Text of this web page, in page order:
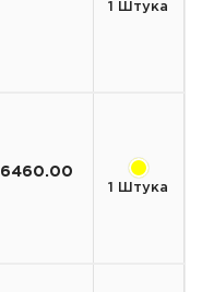
1 Штука
6460.00
1 Штука